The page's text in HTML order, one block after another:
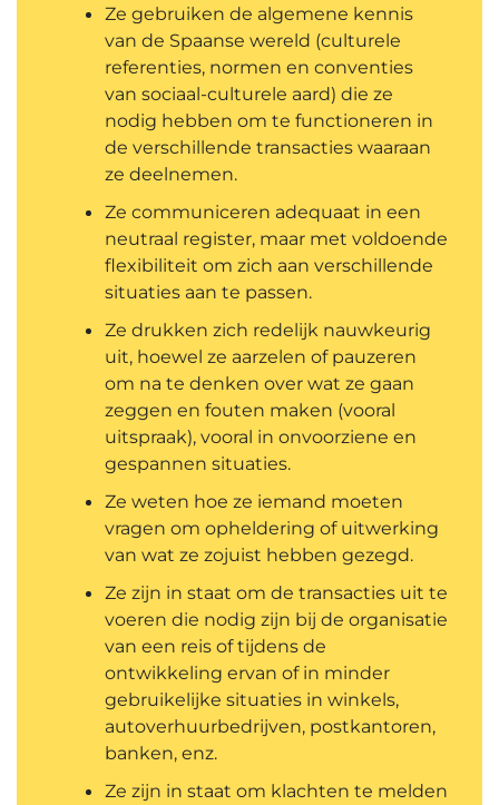
Ze gebruiken de algemene kennis
van de Spaanse wereld (culturele
referenties, normen en conventies
van sociaal-culturele aard) die ze
nodig hebben om te functioneren in
de verschillende transacties waaraan
ze deelnemen.
Ze communiceren adequaat in een
neutraal register, maar met voldoende
flexibiliteit om zich aan verschillende
situaties aan te passen.
Ze drukken zich redelijk nauwkeurig
uit, hoewel ze aarzelen of pauzeren
om na te denken over wat ze gaan
zeggen en fouten maken (vooral
uitspraak), vooral in onvoorziene en
gespannen situaties.
Ze weten hoe ze iemand moeten
vragen om opheldering of uitwerking
van wat ze zojuist hebben gezegd.
Ze zijn in staat om de transacties uit te
voeren die nodig zijn bij de organisatie
van een reis of tijdens de
ontwikkeling ervan of in minder
gebruikelijke situaties in winkels,
autoverhuurbedrijven, postkantoren,
banken, enz.
Ze zijn in staat om klachten te melden